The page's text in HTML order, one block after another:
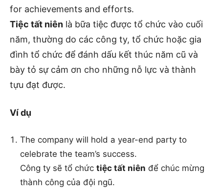
for achievements and efforts.
Tiệc tất niên là bữa tiệc được tổ chức vào cuối
năm, thường do các công ty, tổ chức hoặc gia
đình tổ chức để đánh dấu kết thúc năm cũ và
bày tỏ sự cảm ơn cho những nỗ lực và thành
tựu đạt được.
Ví dụ
The company will hold a year-end party to
celebrate the team’s success.
Công ty sẽ tổ chức tiệc tất niên để chúc mừng
thành công của đội ngũ.